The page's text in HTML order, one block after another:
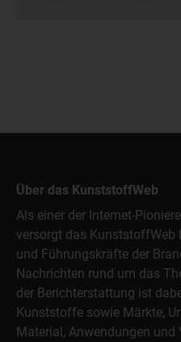
Über das KunststoffWeb
Als einer der Internet-
versorgt das KunststoffWeb
und Führungskräfte der
Nachrichten rund um das
der Berichterstattung ist
Kunststoffe sowie Märkte,
Material, Anwendungen und